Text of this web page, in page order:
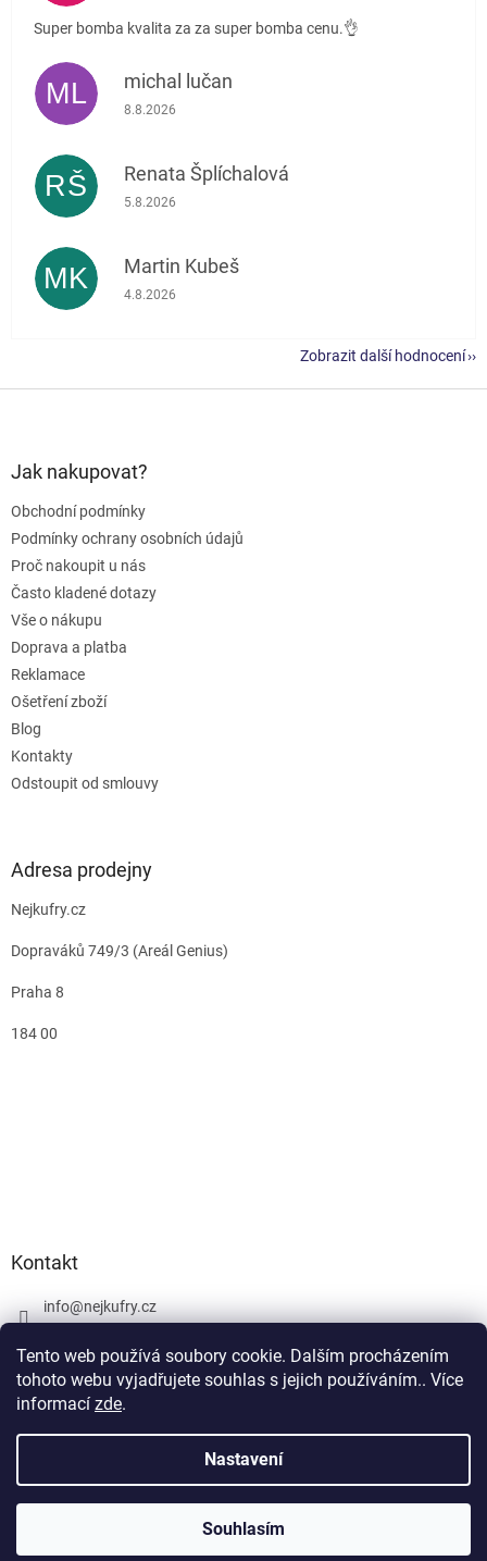
Tento web používá soubory cookie. Dalším procházením
tohoto webu vyjadřujete souhlas s jejich používáním.. Více
informací zde.
Nastavení
Souhlasím
Super bomba kvalita za za super bomba cenu.👌
ML michal lučan
Hodnocení obchodu je 5 z 5 hvězdiček.
8.8.2026
RŠ Renata Šplíchalová
Hodnocení obchodu je 5 z 5 hvězdiček.
5.8.2026
MK Martin Kubeš
Hodnocení obchodu je 5 z 5 hvězdiček.
4.8.2026
Zobrazit další hodnocení
Jak nakupovat?
Obchodní podmínky
Podmínky ochrany osobních údajů
Proč nakoupit u nás
Často kladené dotazy
Vše o nákupu
Doprava a platba
Reklamace
Ošetření zboží
Blog
Kontakty
Odstoupit od smlouvy
Adresa prodejny
Nejkufry.cz
Dopraváků 749/3 (Areál Genius)
Praha 8
184 00
Kontakt
info@nejkufry.cz
Facebook
Vytvořil Shoptet Premium
nejkufry.cz. Všechna práva vyhrazena.